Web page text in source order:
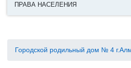
ПРАВА НАСЕЛЕНИЯ
Городской родильный дом № 4